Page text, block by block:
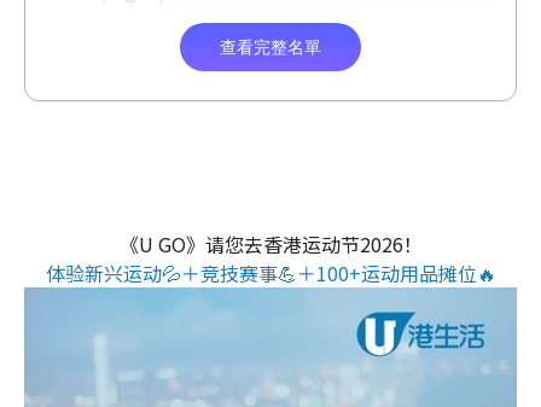
《U GO》请您去香港运动节2026！
体验新兴运动💦＋竞技赛事💪＋100+运动用品摊位🔥